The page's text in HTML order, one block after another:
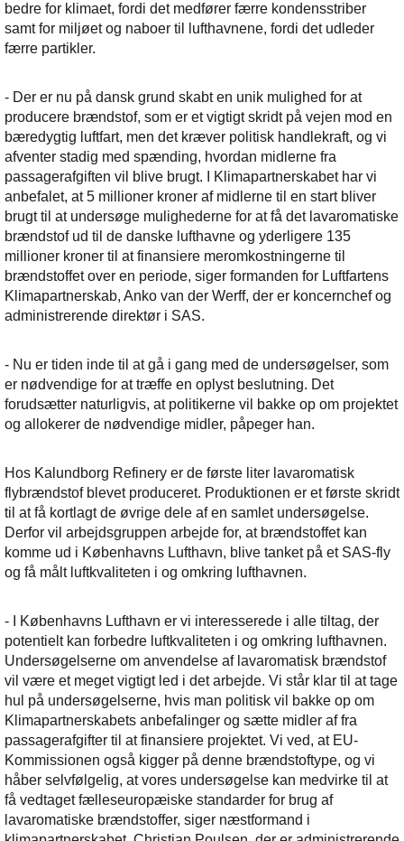
bedre for klimaet, fordi det medfører færre kondensstriber
samt for miljøet og naboer til lufthavnene, fordi det udleder
færre partikler.
- Der er nu på dansk grund skabt en unik mulighed for at
producere brændstof, som er et vigtigt skridt på vejen mod en
bæredygtig luftfart, men det kræver politisk handlekraft, og vi
afventer stadig med spænding, hvordan midlerne fra
passagerafgiften vil blive brugt. I Klimapartnerskabet har vi
anbefalet, at 5 millioner kroner af midlerne til en start bliver
brugt til at undersøge mulighederne for at få det lavaromatiske
brændstof ud til de danske lufthavne og yderligere 135
millioner kroner til at finansiere meromkostningerne til
brændstoffet over en periode, siger formanden for Luftfartens
Klimapartnerskab, Anko van der Werff, der er koncernchef og
administrerende direktør i SAS.
- Nu er tiden inde til at gå i gang med de undersøgelser, som
er nødvendige for at træffe en oplyst beslutning. Det
forudsætter naturligvis, at politikerne vil bakke op om projektet
og allokerer de nødvendige midler, påpeger han.
Hos Kalundborg Refinery er de første liter lavaromatisk
flybrændstof blevet produceret. Produktionen er et første skridt
til at få kortlagt de øvrige dele af en samlet undersøgelse.
Derfor vil arbejdsgruppen arbejde for, at brændstoffet kan
komme ud i Københavns Lufthavn, blive tanket på et SAS-fly
og få målt luftkvaliteten i og omkring lufthavnen.
- I Københavns Lufthavn er vi interesserede i alle tiltag, der
potentielt kan forbedre luftkvaliteten i og omkring lufthavnen.
Undersøgelserne om anvendelse af lavaromatisk brændstof
vil være et meget vigtigt led i det arbejde. Vi står klar til at tage
hul på undersøgelserne, hvis man politisk vil bakke op om
Klimapartnerskabets anbefalinger og sætte midler af fra
passagerafgifter til at finansiere projektet. Vi ved, at EU-
Kommissionen også kigger på denne brændstoftype, og vi
håber selvfølgelig, at vores undersøgelse kan medvirke til at
få vedtaget fælleseuropæiske standarder for brug af
lavaromatiske brændstoffer, siger næstformand i